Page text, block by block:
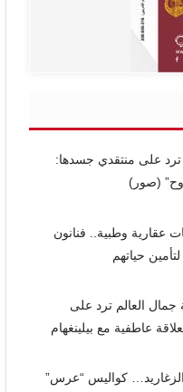
ترد على منتقدي جسدها:
(صور)
عقارية وطبية.. فنانون
حياتهم
العالم ترد على
عاطفية مع بيلينغهام
كواليس “عرس”